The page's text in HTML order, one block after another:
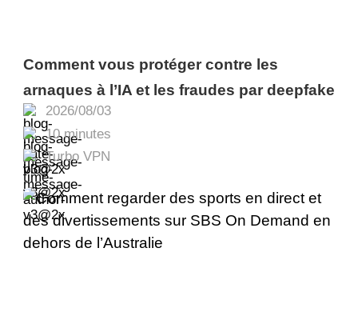
2026/08/03
10 minutes
Turbo VPN
Comment vous protéger contre les
arnaques à l’IA et les fraudes par deepfake